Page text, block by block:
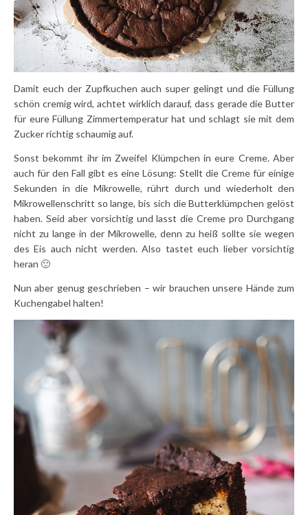
Damit euch der Zupfkuchen auch super gelingt und die Füllung
schön cremig wird, achtet wirklich darauf, dass gerade die Butter
für eure Füllung Zimmertemperatur hat und schlagt sie mit dem
Zucker richtig schaumig auf.
Sonst bekommt ihr im Zweifel Klümpchen in eure Creme. Aber
auch für den Fall gibt es eine Lösung: Stellt die Creme für einige
Sekunden in die Mikrowelle, rührt durch und wiederholt den
Mikrowellenschritt so lange, bis sich die Butterklümpchen gelöst
haben. Seid aber vorsichtig und lasst die Creme pro Durchgang
nicht zu lange in der Mikrowelle, denn zu heiß sollte sie wegen
des Eis auch nicht werden. Also tastet euch lieber vorsichtig
heran 🙂
Nun aber genug geschrieben – wir brauchen unsere Hände zum
Kuchengabel halten!